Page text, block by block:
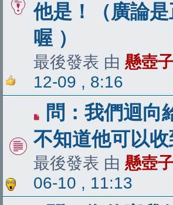
他是！（廣論
喔 ）
最後發表 由 懸壺
12-09 , 8:16
問：我們迴向
不知道他可以收
最後發表 由 懸壺
06-10 , 11:13